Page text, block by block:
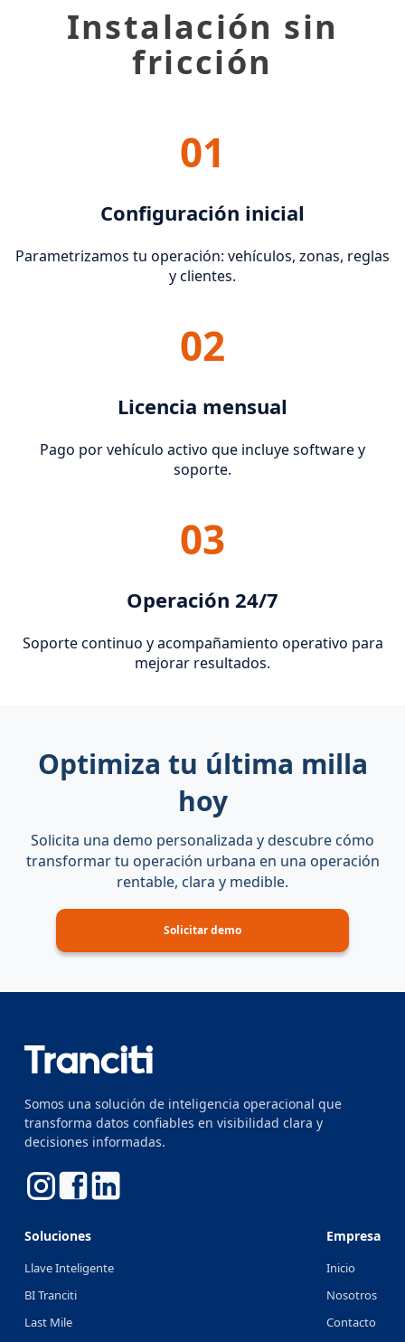
Instalación sin
fricción
01
Configuración inicial
Parametrizamos tu operación: vehículos, zonas, reglas
y clientes.
02
Licencia mensual
Pago por vehículo activo que incluye software y
soporte.
03
Operación 24/7
Soporte continuo y acompañamiento operativo para
mejorar resultados.
Optimiza tu última milla
hoy
Solicita una demo personalizada y descubre cómo
transformar tu operación urbana en una operación
rentable, clara y medible.
Solicitar demo
Somos una solución de inteligencia operacional que
transforma datos confiables en visibilidad clara y
decisiones informadas.
Soluciones
Llave Inteligente
BI Tranciti
Last Mile
Empresa
Inicio
Nosotros
Contacto